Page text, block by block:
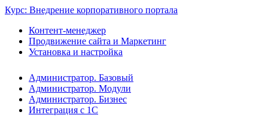
Курс: Внедрение корпоративного портала
Контент-менеджер
Продвижение сайта и Маркетинг
Установка и настройка
Администратор. Базовый
Администратор. Модули
Администратор. Бизнес
Интеграция с 1С